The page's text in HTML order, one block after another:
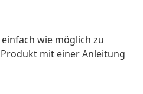
wie möglich zu
mit einer Anleitung